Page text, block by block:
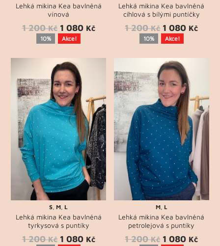
Lehká mikina Kea bavlněná
vínová
1 200 Kč 1 080 Kč
10% Akce!
Lehká mikina Kea bavlněná
cihlová s bílými puntíčky
1 200 Kč 1 080 Kč
10% Akce!
S ,M ,L
Lehká mikina Kea bavlněná
tyrkysová s puntíky
1 200 Kč 1 080 Kč
M, L
Lehká mikina Kea bavlněná
petrolejová s puntíky
1 200 Kč 1 080 Kč